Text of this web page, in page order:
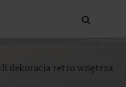
dekoracja retro wnętrza